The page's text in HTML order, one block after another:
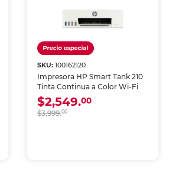
SKU: 100162120
Impresora HP Smart Tank 210
Tinta Continua a Color Wi-Fi
$2,549.00
$3,999.00